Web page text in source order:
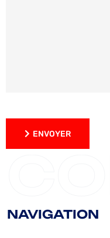
ENVOYER
NAVIGATION